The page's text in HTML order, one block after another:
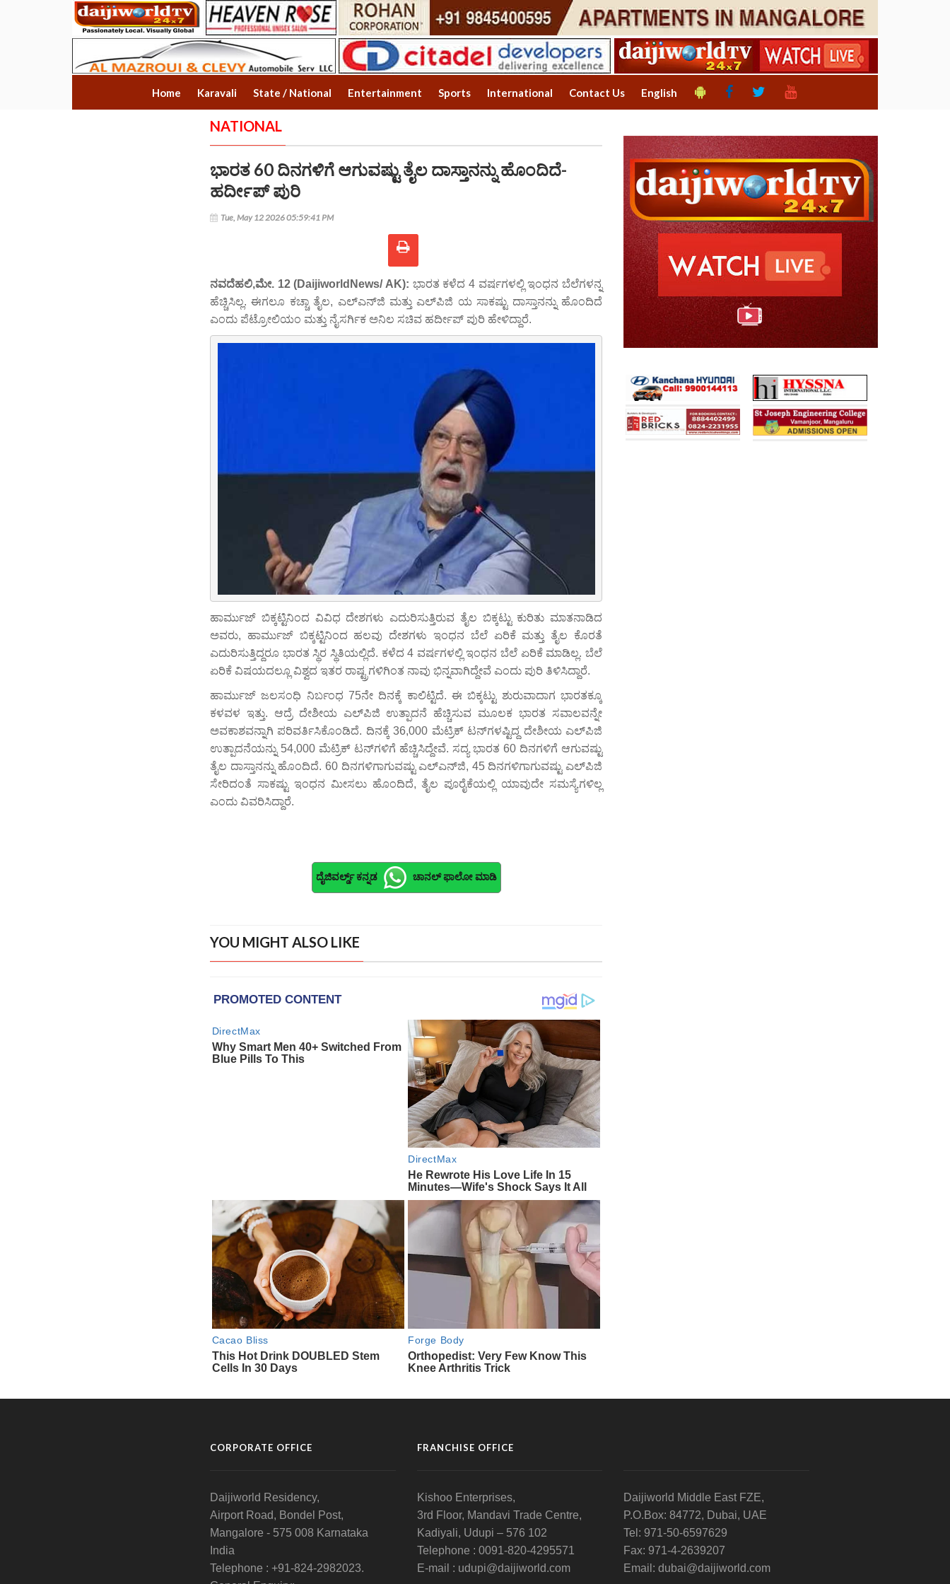
Home Karavali State / National Entertainment Sports International Contact Us English
NATIONAL
ಭಾರತ 60 ದಿನಗಳಿಗೆ ಆಗುವಷ್ಟು ತೈಲ ದಾಸ್ತಾನನ್ನು ಹೊಂದಿದೆ-
ಹರ್ದೀಪ್‌ ಪುರಿ
Tue, May 12 2026 05:59:41 PM
ನವದೆಹಲಿ,ಮೇ. 12 (DaijiworldNews/ AK): ಭಾರತ ಕಳೆದ 4 ವರ್ಷಗಳಲ್ಲಿ ಇಂಧನ ಬೆಲೆಗಳನ್ನ
ಹೆಚ್ಚಿಸಿಲ್ಲ. ಈಗಲೂ ಕಚ್ಚಾ ತೈಲ, ಎಲ್‌ಎನ್‌ಜಿ ಮತ್ತು ಎಲ್‌ಪಿಜಿ ಯ ಸಾಕಷ್ಟು ದಾಸ್ತಾನನ್ನು ಹೊಂದಿದೆ
ಎಂದು ಪೆಟ್ರೋಲಿಯಂ ಮತ್ತು ನೈಸರ್ಗಿಕ ಅನಿಲ ಸಚಿವ ಹರ್ದೀಪ್‌ ಪುರಿ ಹೇಳಿದ್ದಾರೆ.
ಹಾರ್ಮುಜ್‌ ಬಿಕ್ಕಟ್ಟಿನಿಂದ ವಿವಿಧ ದೇಶಗಳು ಎದುರಿಸುತ್ತಿರುವ ತೈಲ ಬಿಕ್ಕಟ್ಟು ಕುರಿತು ಮಾತನಾಡಿದ
ಅವರು, ಹಾರ್ಮುಜ್‌ ಬಿಕ್ಕಟ್ಟಿನಿಂದ ಹಲವು ದೇಶಗಳು ಇಂಧನ ಬೆಲೆ ಏರಿಕೆ ಮತ್ತು ತೈಲ ಕೊರತೆ
ಎದುರಿಸುತ್ತಿದ್ದರೂ ಭಾರತ ಸ್ಥಿರ ಸ್ಥಿತಿಯಲ್ಲಿದೆ. ಕಳೆದ 4 ವರ್ಷಗಳಲ್ಲಿ ಇಂಧನ ಬೆಲೆ ಏರಿಕೆ ಮಾಡಿಲ್ಲ. ಬೆಲೆ
ಏರಿಕೆ ವಿಷಯದಲ್ಲೂ ವಿಶ್ವದ ಇತರ ರಾಷ್ಟ್ರಗಳಿಗಿಂತ ನಾವು ಭಿನ್ನವಾಗಿದ್ದೇವೆ ಎಂದು ಪುರಿ ತಿಳಿಸಿದ್ದಾರೆ.
ಹಾರ್ಮುಜ್‌ ಜಲಸಂಧಿ ನಿರ್ಬಂಧ 75ನೇ ದಿನಕ್ಕೆ ಕಾಲಿಟ್ಟಿದೆ. ಈ ಬಿಕ್ಕಟ್ಟು ಶುರುವಾದಾಗ ಭಾರತಕ್ಕೂ
ಕಳವಳ ಇತ್ತು. ಆದ್ರೆ ದೇಶೀಯ ಎಲ್‌ಪಿಜಿ ಉತ್ಪಾದನೆ ಹೆಚ್ಚಿಸುವ ಮೂಲಕ ಭಾರತ ಸವಾಲವನ್ನೇ
ಅವಕಾಶವನ್ನಾಗಿ ಪರಿವರ್ತಿಸಿಕೊಂಡಿದೆ. ದಿನಕ್ಕೆ 36,000 ಮೆಟ್ರಿಕ್‌ ಟನ್‌ಗಳಷ್ಟಿದ್ದ ದೇಶೀಯ ಎಲ್‌ಪಿಜಿ
ಉತ್ಪಾದನೆಯನ್ನು 54,000 ಮೆಟ್ರಿಕ್‌ ಟನ್‌ಗಳಿಗೆ ಹೆಚ್ಚಿಸಿದ್ದೇವೆ. ಸದ್ಯ ಭಾರತ 60 ದಿನಗಳಿಗೆ ಆಗುವಷ್ಟು
ತೈಲ ದಾಸ್ತಾನನ್ನು ಹೊಂದಿದೆ. 60 ದಿನಗಳಿಗಾಗುವಷ್ಟು ಎಲ್‌ಎನ್‌ಜಿ, 45 ದಿನಗಳಿಗಾಗುವಷ್ಟು ಎಲ್‌ಪಿಜಿ
ಸೇರಿದಂತೆ ಸಾಕಷ್ಟು ಇಂಧನ ಮೀಸಲು ಹೊಂದಿದೆ, ತೈಲ ಪೂರೈಕೆಯಲ್ಲಿ ಯಾವುದೇ ಸಮಸ್ಯೆಗಳಿಲ್ಲ
ಎಂದು ವಿವರಿಸಿದ್ದಾರೆ.
ದೈಜಿವರ್ಲ್ಡ್ ಕನ್ನಡ ಚಾನಲ್ ಫಾಲೋ ಮಾಡಿ
YOU MIGHT ALSO LIKE
CORPORATE OFFICE
Daijiworld Residency,
Airport Road, Bondel Post,
Mangalore - 575 008 Karnataka
India
Telephone : +91-824-2982023.
FRANCHISE OFFICE
Kishoo Enterprises,
3rd Floor, Mandavi Trade Centre,
Kadiyali, Udupi – 576 102
Telephone : 0091-820-4295571
E-mail : udupi@daijiworld.com
Daijiworld Middle East FZE,
P.O.Box: 84772, Dubai, UAE
Tel: 971-50-6597629
Fax: 971-4-2639207
Email: dubai@daijiworld.com